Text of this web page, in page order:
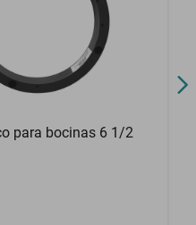
para bocinas 6 1/2